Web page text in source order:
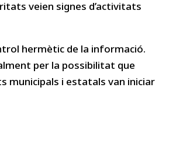
veien signes d’activitats
hermètic de la informació.
per la possibilitat que
municipals i estatals van iniciar